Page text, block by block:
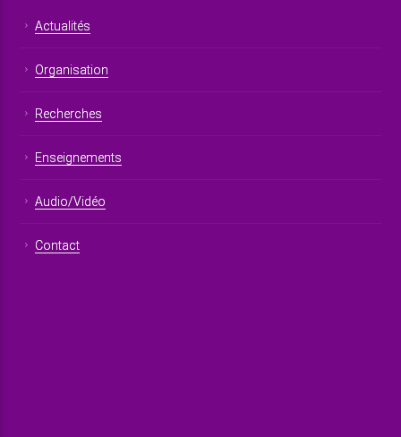
Actualités
Organisation
Recherches
Enseignements
Audio/Vidéo
Contact